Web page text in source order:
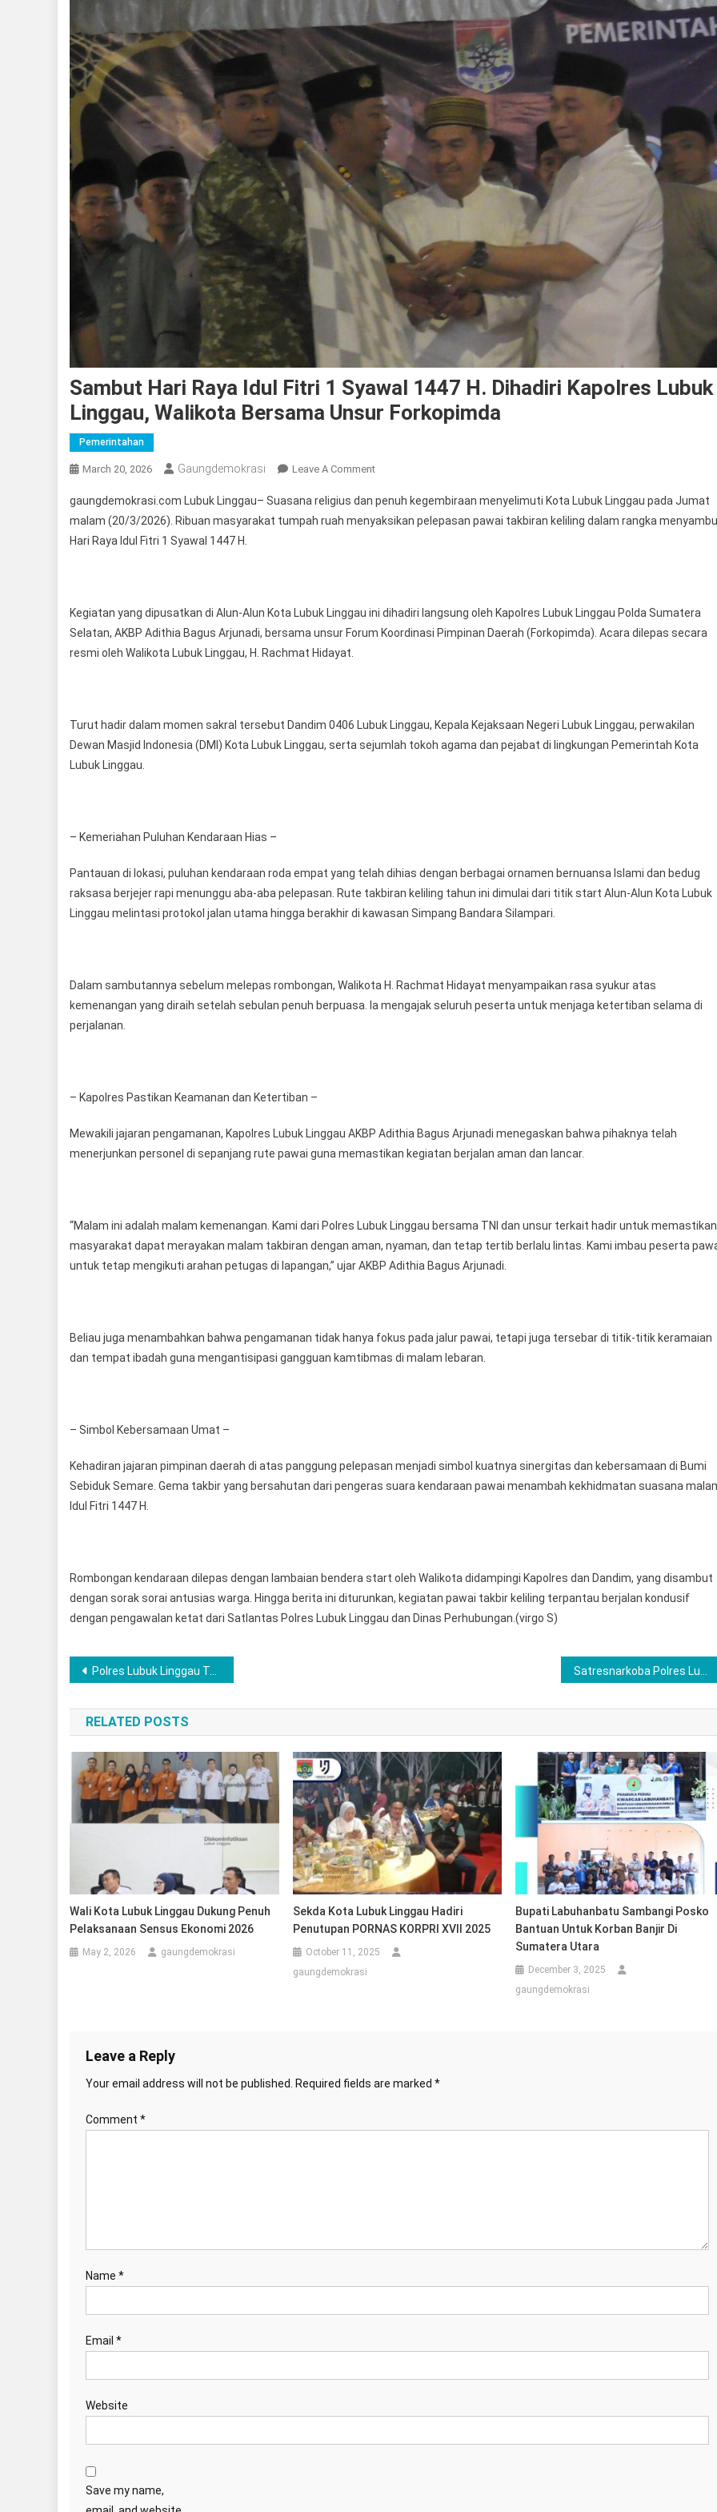
Sambut Hari Raya Idul Fitri 1 Syawal 1447 H. Dihadiri Kapolres Lubuk
Linggau, Walikota Bersama Unsur Forkopimda
Pemerintahan
March 20, 2026 Gaungdemokrasi Leave A CommentOn
Hari
Raya
1447
H.
Walikota
Bersama
gaungdemokrasi.com Lubuk Linggau– Suasana religius dan penuh kegembiraan menyelimuti Kota Lubuk Linggau pada Jumat
malam (20/3/2026). Ribuan masyarakat tumpah ruah menyaksikan pelepasan pawai takbiran keliling dalam rangka
Hari Raya Idul Fitri 1 Syawal 1447 H.
Kegiatan yang dipusatkan di Alun-Alun Kota Lubuk Linggau ini dihadiri langsung oleh Kapolres Lubuk Linggau Polda Sumatera
Selatan, AKBP Adithia Bagus Arjunadi, bersama unsur Forum Koordinasi Pimpinan Daerah (Forkopimda). Acara dilepas secara
resmi oleh Walikota Lubuk Linggau, H. Rachmat Hidayat.
Turut hadir dalam momen sakral tersebut Dandim 0406 Lubuk Linggau, Kepala Kejaksaan Negeri Lubuk Linggau, perwakilan
Dewan Masjid Indonesia (DMI) Kota Lubuk Linggau, serta sejumlah tokoh agama dan pejabat di lingkungan Pemerintah Kota
Lubuk Linggau.
– Kemeriahan Puluhan Kendaraan Hias –
Pantauan di lokasi, puluhan kendaraan roda empat yang telah dihias dengan berbagai ornamen bernuansa Islami dan bedug
raksasa berjejer rapi menunggu aba-aba pelepasan. Rute takbiran keliling tahun ini dimulai dari titik start Alun-Alun Kota Lubuk
Linggau melintasi protokol jalan utama hingga berakhir di kawasan Simpang Bandara Silampari.
Dalam sambutannya sebelum melepas rombongan, Walikota H. Rachmat Hidayat menyampaikan rasa syukur atas
kemenangan yang diraih setelah sebulan penuh berpuasa. Ia mengajak seluruh peserta untuk menjaga ketertiban selama di
perjalanan.
– Kapolres Pastikan Keamanan dan Ketertiban –
Mewakili jajaran pengamanan, Kapolres Lubuk Linggau AKBP Adithia Bagus Arjunadi menegaskan bahwa pihaknya telah
menerjunkan personel di sepanjang rute pawai guna memastikan kegiatan berjalan aman dan lancar.
“Malam ini adalah malam kemenangan. Kami dari Polres Lubuk Linggau bersama TNI dan unsur terkait hadir untuk memastikan
masyarakat dapat merayakan malam takbiran dengan aman, nyaman, dan tetap tertib berlalu lintas. Kami imbau peserta
untuk tetap mengikuti arahan petugas di lapangan,” ujar AKBP Adithia Bagus Arjunadi.
Beliau juga menambahkan bahwa pengamanan tidak hanya fokus pada jalur pawai, tetapi juga tersebar di titik-titik keramaian
dan tempat ibadah guna mengantisipasi gangguan kamtibmas di malam lebaran.
– Simbol Kebersamaan Umat –
Kehadiran jajaran pimpinan daerah di atas panggung pelepasan menjadi simbol kuatnya sinergitas dan kebersamaan di Bumi
Sebiduk Semare. Gema takbir yang bersahutan dari pengeras suara kendaraan pawai menambah kekhidmatan suasana
Idul Fitri 1447 H.
Rombongan kendaraan dilepas dengan lambaian bendera start oleh Walikota didampingi Kapolres dan Dandim, yang disambut
dengan sorak sorai antusias warga. Hingga berita ini diturunkan, kegiatan pawai takbir keliling terpantau berjalan kondusif
dengan pengawalan ketat dari Satlantas Polres Lubuk Linggau dan Dinas Perhubungan.(virgo S)
Post
navigation
Polres Lubuk Linggau Tunjukkan Kesiapsiagaan Tinggi menolong Kebakaran Sebuah Gudang Barang di Lantai 3 Toko Lubuk Linggau Grosir Satresnarkoba Polres Lubuk Linggau Berhasil Meringkus Seorang Pemuja Barang Haram Berinisial MR (26), Warga Desa Kampung Olo
RELATED POSTS
Wali Kota Lubuk Linggau Dukung Penuh
Pelaksanaan Sensus Ekonomi 2026
May 2, 2026 gaungdemokrasi
Sekda Kota Lubuk Linggau Hadiri
Penutupan PORNAS KORPRI XVII 2025
October 11, 2025
gaungdemokrasi
Bupati Labuhanbatu Sambangi Posko
Bantuan Untuk Korban Banjir Di
Sumatera Utara
December 3, 2025
gaungdemokrasi
Leave a Reply
Your email address will not be published. Required fields are marked *
Comment *
Name *
Email *
Website
Save my name,